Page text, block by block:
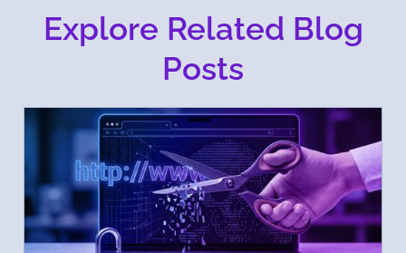
Explore Related Blog
Posts